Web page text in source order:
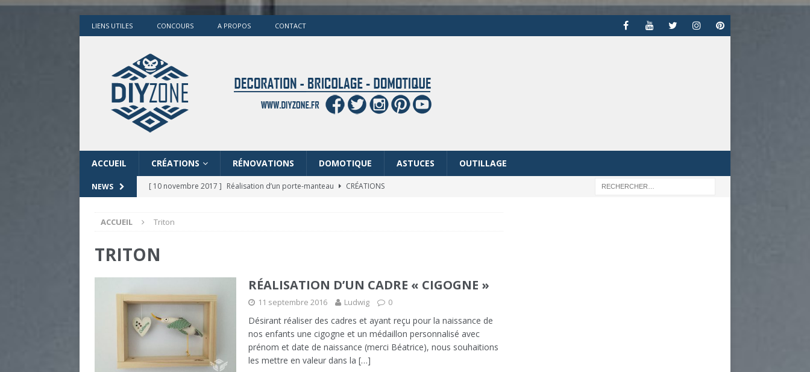
LIENS UTILES CONCOURS A PROPOS CONTACT
ACCUEIL CRÉATIONS RÉNOVATIONS DOMOTIQUE ASTUCES OUTILLAGE
NEWS [ 10 novembre 2017 ] Réalisation d’un porte-manteau
CRÉATIONS
[ 16 mars 2017 ]
[ 16 mars 2017 ]
ACCUEIL Triton
TRITON
RÉALISATION D’UN CADRE « CIGOGNE »
11 septembre 2016 Ludwig 0
Désirant réaliser des cadres et ayant reçu pour la naissance de
nos enfants une cigogne et un médaillon personnalisé avec
prénom et date de naissance (merci Béatrice), nous souhaitions
les mettre en valeur dans la […]